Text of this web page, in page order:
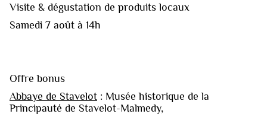
Visite & dégustation de produits locaux
Samedi 7 août à 14h
Offre bonus
Abbaye de Stavelot : Musée historique de la
Principauté de Stavelot-Malmedy,